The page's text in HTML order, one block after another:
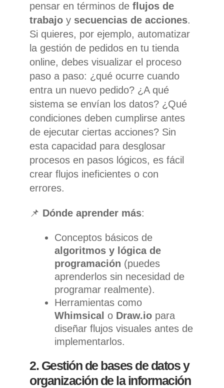
pensar en términos de flujos de
trabajo y secuencias de acciones.
Si quieres, por ejemplo, automatizar
la gestión de pedidos en tu tienda
online, debes visualizar el proceso
paso a paso: ¿qué ocurre cuando
entra un nuevo pedido? ¿A qué
sistema se envían los datos? ¿Qué
condiciones deben cumplirse antes
de ejecutar ciertas acciones? Sin
esta capacidad para desglosar
procesos en pasos lógicos, es fácil
crear flujos ineficientes o con
errores.
📌 Dónde aprender más:
Conceptos básicos de
algoritmos y lógica de
programación (puedes
aprenderlos sin necesidad de
programar realmente).
Herramientas como
Whimsical o Draw.io para
diseñar flujos visuales antes de
implementarlos.
2. Gestión de bases de datos y
organización de la información